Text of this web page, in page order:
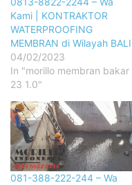
Kami | KONTRAKTOR
WATERPROOFING
MEMBRAN di Wilayah BALI
04/02/2023
In "morillo membran bakar
23 1.0"
081-388-222-244 – Wa